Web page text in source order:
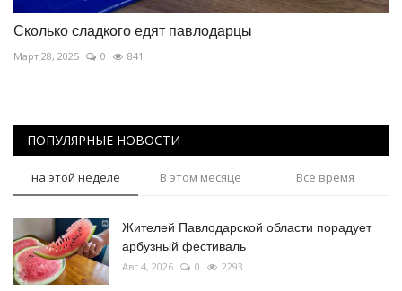
Сколько сладкого едят павлодарцы
Март 28, 2025 0 841
ПОПУЛЯРНЫЕ НОВОСТИ
на этой неделе В этом месяце Все время
Жителей Павлодарской области порадует
арбузный фестиваль
Авг 4, 2026 0 2293